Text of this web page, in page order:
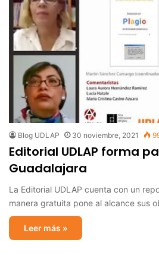
Blog UDLAP 30 noviembre, 2021
Editorial UDLAP forma
Guadalajara
La Editorial UDLAP cuenta con un
manera gratuita pone al alcance sus
Leer más »